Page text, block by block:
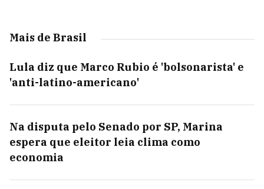
Mais de Brasil
Lula diz que Marco Rubio é 'bolsonarista' e
'anti-latino-americano'
Na disputa pelo Senado por SP, Marina
espera que eleitor leia clima como
economia